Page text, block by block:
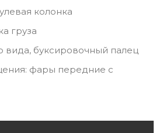
колонка
груза
вида, буксировочный палец
фары передние с